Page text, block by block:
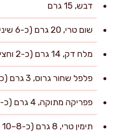
דבש, 15 גרם
שום טרי, 20 גרם (כ-6 שיניים) כתוש
מלח דק, 14 גרם (כ-2 וחצי כפיות)
פלפל שחור גרוס, 3 גרם (כ-1 כפית)
פפריקה מתוקה, 4 גרם (כ-1 וחצי כפיות)
תימין טרי, 8 גרם (כ-8–10 ענפים)